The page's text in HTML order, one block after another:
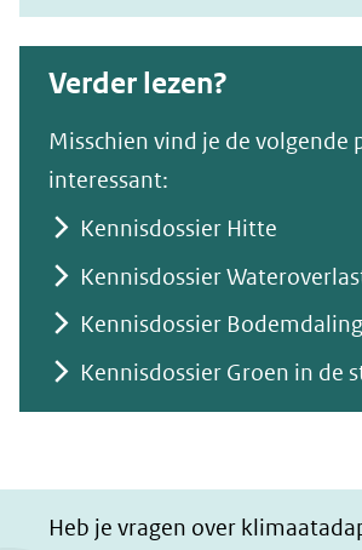
in
Verder lezen?
Misschien vind je de volgende
interessant:
Kennisdossier Hitte
Kennisdossier
Kennisdossier Bodemdaling
Kennisdossier Groen in de
Heb je vragen over